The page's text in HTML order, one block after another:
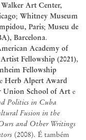
Walker Art Center,
; Whitney Museum
Paris; Museu de
Barcelona.
Academy of
Fellowship (2021),
Fellowship
e Herb Alpert Award
Union School of Art e
Politics in Cuba
Fusion in the
and Other Writings
(2008). É também